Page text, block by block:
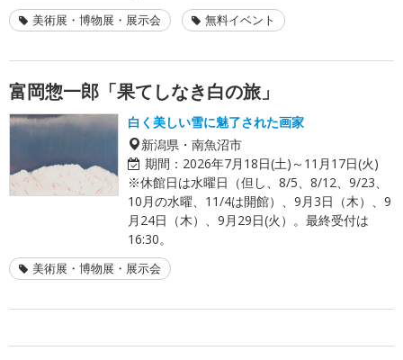
美術展・博物展・展示会 無料イベント
富岡惣一郎「果てしなき白の旅」
白く美しい雪に魅了された画家
新潟県・南魚沼市
期間： 2026年7月18日(土)～11月17日(火)
※休館日は水曜日（但し、8/5、8/12、9/23、
10月の水曜、11/4は開館）、9月3日（木）、9
月24日（木）、9月29日(火）。最終受付は
16:30。
美術展・博物展・展示会